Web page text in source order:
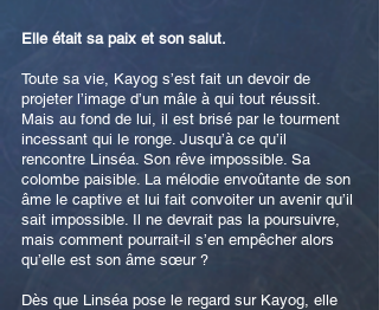
Elle était sa paix et son salut.
Toute sa vie, Kayog s’est fait un devoir de
projeter l’image d’un mâle à qui tout réussit.
Mais au fond de lui, il est brisé par le tourment
incessant qui le ronge. Jusqu’à ce qu’il
rencontre Linséa. Son rêve impossible. Sa
colombe paisible. La mélodie envoûtante de son
âme le captive et lui fait convoiter un avenir qu’il
sait impossible. Il ne devrait pas la poursuivre,
mais comment pourrait-il s’en empêcher alors
qu’elle est son âme sœur ?
Dès que Linséa pose le regard sur Kayog, elle